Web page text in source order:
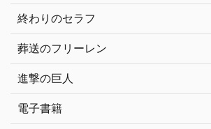
終わりのセラフ
葬送のフリーレン
進撃の巨人
電子書籍